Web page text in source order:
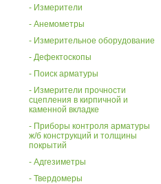
- Измерители
- Анемометры
- Измерительное оборудование
- Дефектоскопы
- Поиск арматуры
- Измерители прочности
сцепления в кирпичной и
каменной вкладке
- Приборы контроля арматуры
ж/б конструкций и толщины
покрытий
- Адгезиметры
- Твердомеры